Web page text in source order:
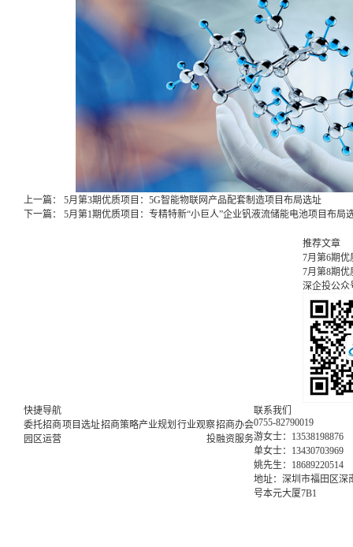
上一篇： 5月第3期优质项目：5G智能物联网产品配套制造项目布局选址
下一篇： 5月第1期优质项目：专精特新“小巨人”企业钒液流储能电池项目布局
推荐文章
7月第6期
7月第8期
深企投公众
快捷导航
委托招商项目选址招商策略产业规划 行业观察招商办会
园区运营
投融资服务
联系我们
0755-82790019
游女士：13538198876
单女士：13430703969
姚先生：18689220514
地址：深圳市福田区深
号本元大厦7B1